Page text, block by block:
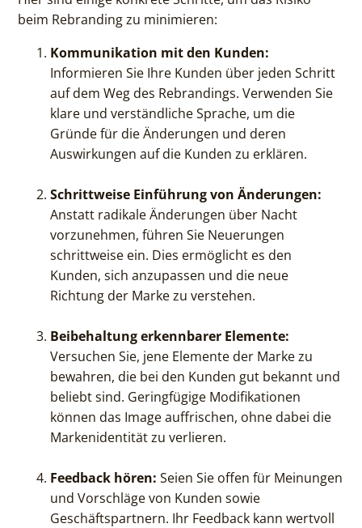
beim Rebranding zu minimieren:
Kommunikation mit den Kunden:
Informieren Sie Ihre Kunden über jeden Schritt
auf dem Weg des Rebrandings. Verwenden Sie
klare und verständliche Sprache, um die
Gründe für die Änderungen und deren
Auswirkungen auf die Kunden zu erklären.
Schrittweise Einführung von Änderungen:
Anstatt radikale Änderungen über Nacht
vorzunehmen, führen Sie Neuerungen
schrittweise ein. Dies ermöglicht es den
Kunden, sich anzupassen und die neue
Richtung der Marke zu verstehen.
Beibehaltung erkennbarer Elemente:
Versuchen Sie, jene Elemente der Marke zu
bewahren, die bei den Kunden gut bekannt und
beliebt sind. Geringfügige Modifikationen
können das Image auffrischen, ohne dabei die
Markenidentität zu verlieren.
Feedback hören:Seien Sie offen für Meinungen
und Vorschläge von Kunden sowie
Geschäftspartnern. Ihr Feedback kann wertvoll